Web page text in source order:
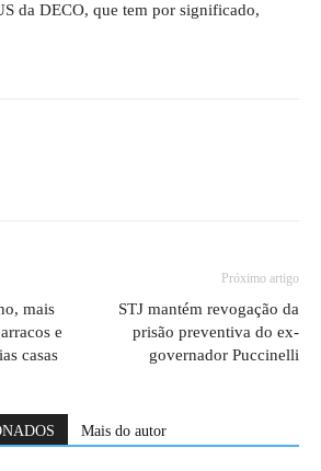
da DECO, que tem por significado,
mais
e
casas
Próximo artigo
STJ mantém revogação da
prisão preventiva do ex-
governador Puccinelli
Mais do autor